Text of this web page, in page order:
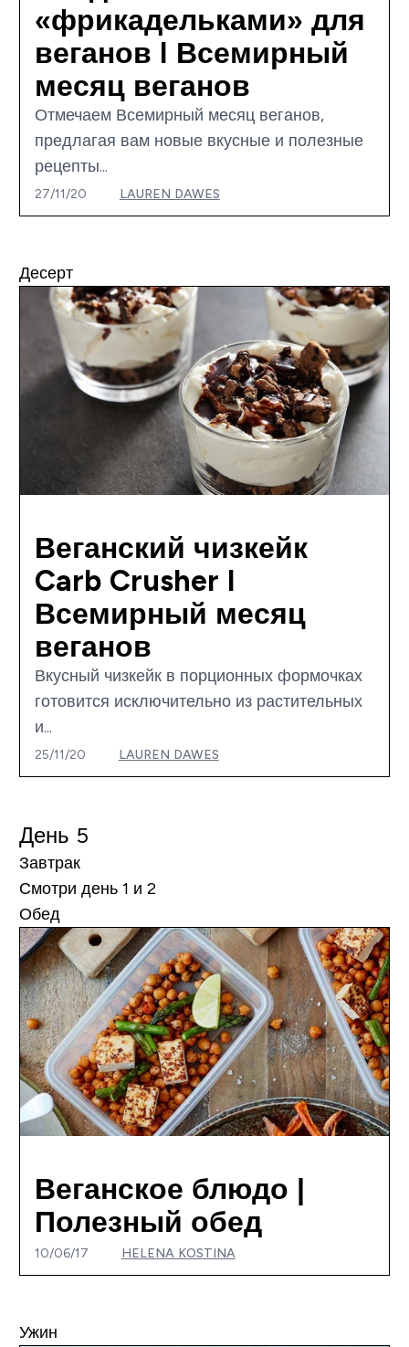
«фрикадельками» для
веганов I Всемирный
месяц веганов
Отмечаем Всемирный месяц веганов,
предлагая вам новые вкусные и полезные
рецепты...
27/11/20 LAUREN DAWES
Десерт
Веганский чизкейк
Carb Crusher I
Всемирный месяц
веганов
Вкусный чизкейк в порционных формочках
готовится исключительно из растительных
и...
25/11/20 LAUREN DAWES
День 5
Завтрак
Смотри день 1 и 2
Обед
Веганское блюдо |
Полезный обед
10/06/17 HELENA KOSTINA
Ужин